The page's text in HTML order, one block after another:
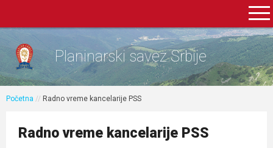
Planinarski savez Srbije
Početna // Radno vreme kancelarije PSS
Radno vreme kancelarije PSS